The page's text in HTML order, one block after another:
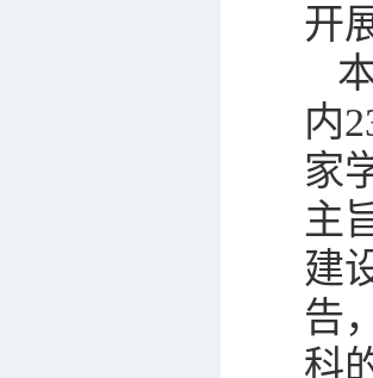
开
内
家
主
建
告
科